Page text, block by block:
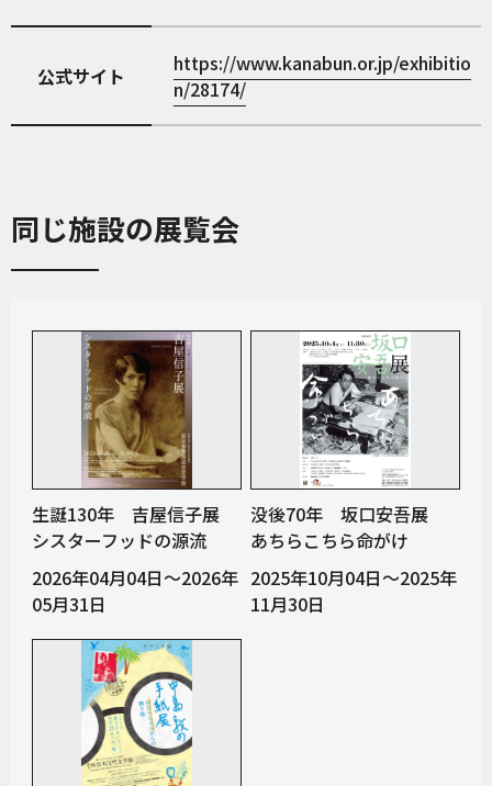
公式サイト
https://www.kanabun.or.jp/exhibitio
n/28174/
同じ施設の展覧会
生誕130年 吉屋信子展
シスターフッドの源流
2026年04月04日～2026年
05月31日
没後70年 坂口安吾展
あちらこちら命がけ
2025年10月04日～2025年
11月30日